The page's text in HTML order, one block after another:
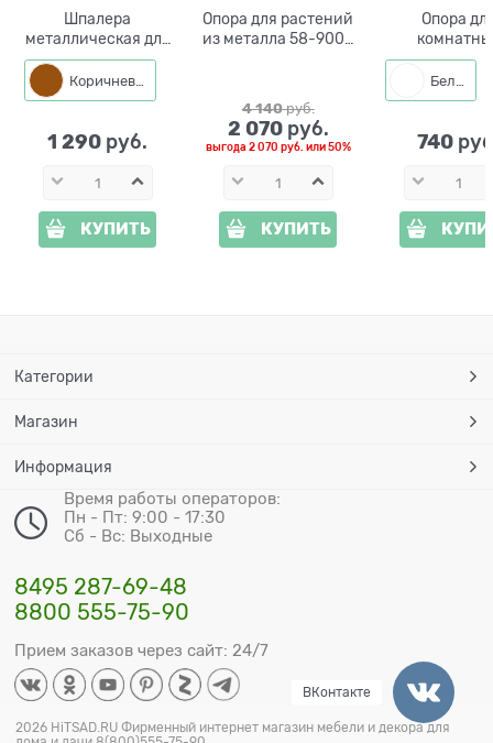
Шпалера
металлическая для
растений 202-062
h=95 см Коричневый
1 290 руб.
КУПИТЬ
Опора для растений
из металла 58-900B
4 140 руб.
2 070 руб.
выгода 2 070 руб. или50%
КУПИТЬ
Опора
Одуванчик
h=60 см
740
Категории
Магазин
Информация
Время работы операторов:
Пн - Пт: 9:00 - 17:30
Сб - Вс: Выходные
8495 287-69-48
8800 555-75-90
Прием заказов через сайт: 24/7
2026 HiTSAD.RU Фирменный интернет магазин мебели и декора для
ВКонтакте